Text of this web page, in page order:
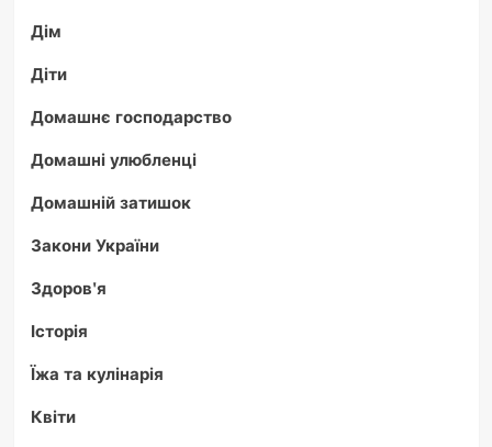
Дім
Діти
Домашнє господарство
Домашні улюбленці
Домашній затишок
Закони України
Здоров'я
Історія
Їжа та кулінарія
Квіти